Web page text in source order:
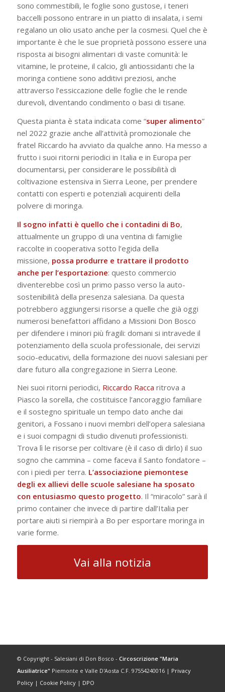
sono commestibili, le foglie sono gustose, i teneri
baccelli possono entrare in un piatto di insalata, i semi
regalano un olio usato anche per la cosmesi. Quel che è
importante è che le sue proprietà possono essere una
risposta ai bisogni alimentari di vaste comunità: le
vitamine, le proteine, il calcio, gli antiossidanti che la
moringa contiene sono additivi preziosi, anche
attraverso l’essiccazione delle foglie che le rende
durevoli, diventando condimento o basi di tisane.
Questa pianta è stata indicata come “super alimento”
nel 2022 grazie anche all’attività promozionale che
fratel Riccardo ha avviato da qualche anno. Ha messo a
frutto i suoi ritorni periodici in Italia e in Europa per
documentarsi, per considerare le possibilità di
coltivazione estensiva in Sierra Leone, per prendere
contatti con esperti e potenziali acquirenti della
polvere di moringa.
Il sogno infatti è quello che i contadini di Bo,
attualmente un gruppo di una ventina di famiglie
raccolte in cooperativa sotto l’egida della
missione, possa produrre e trattare il prodotto
anche per l’esportazione: questo commercio
diventerebbe così un primo passo verso la auto-
sostenibilità della presenza salesiana. Da questa
potrebbero aggiungersi risorse a quelle che già oggi
numerosi benefattori affidano a Missioni Don Bosco
per difendere i minori più fragili: domani si intravede il
potenziamento della scuola professionale, dei servizi
socio-educativi, della formazione dei nuovi salesiani per
dare futuro alla congregazione in Sierra Leone.
Nei suoi ritorni periodici, Riccardo Racca ritrova a
Piasco la sorella, che costituisce l’ancoraggio familiare
e il sostegno spirituale un tempo dato anche dai
genitori, a Fossano i nuovi membri dell’opera salesiana
e i suoi compagni di studio divenuti professionisti.
Trova lì le risorse per coltivare (è il caso di dirlo) il suo
sogno che cammina – come faceva il Santo fondatore –
con i piedi per terra. L’associazione piemontese
degli ex allievi delle scuole salesiane ha sposato
con entusiasmo questo progetto. Il “miracolo” sarà il
primo container che invece di partire dall’Italia per
portare aiuti si riempirà a Bo per esportare moringa in
varie forme.
Vai alla notizia
© Copyright - Salesiani di Don Bosco - Circoscrizione "Maria
Ausiliatrice" Piemonte e Valle D'Aosta C.F. 97554240016 | Privacy
Policy| Cookie Policy| DPO